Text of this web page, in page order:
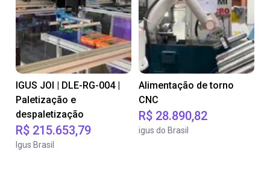
IGUS JOI | DLE-RG-004 |
Paletização e
despaletização
R$ 215.653,79
Igus Brasil
Alimentação de torno
CNC
R$ 28.890,82
igus do Brasil